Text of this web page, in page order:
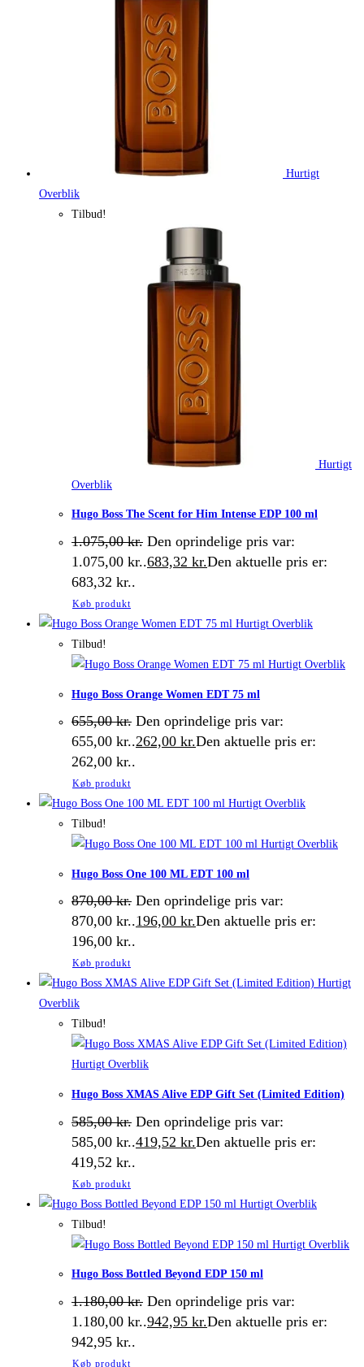
Hurtigt
Overblik
Tilbud!
Hurtigt
Overblik
Hugo Boss The Scent for Him Intense EDP 100 ml
1.075,00kr. Den oprindelige pris var:
1.075,00 kr..683,32 kr.Den aktuelle pris er:
683,32 kr..
Køb produkt
Hurtigt Overblik
Tilbud!
Hurtigt Overblik
Hugo Boss Orange Women EDT 75 ml
655,00kr. Den oprindelige pris var:
655,00 kr..262,00 kr.Den aktuelle pris er:
262,00 kr..
Køb produkt
Hurtigt Overblik
Tilbud!
Hurtigt Overblik
Hugo Boss One 100 ML EDT 100 ml
870,00kr. Den oprindelige pris var:
870,00 kr..196,00 kr.Den aktuelle pris er:
196,00 kr..
Køb produkt
Hurtigt
Overblik
Tilbud!
Hurtigt Overblik
Hugo Boss XMAS Alive EDP Gift Set (Limited Edition)
585,00kr. Den oprindelige pris var:
585,00 kr..419,52 kr.Den aktuelle pris er:
419,52 kr..
Køb produkt
Hurtigt Overblik
Tilbud!
Hurtigt Overblik
Hugo Boss Bottled Beyond EDP 150 ml
1.180,00kr. Den oprindelige pris var:
1.180,00 kr..942,95 kr.Den aktuelle pris er:
942,95 kr..
Køb produkt